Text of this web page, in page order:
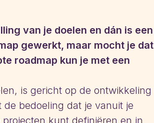
van je doelen en dán is een
gewerkt, maar mocht je dat
roadmap kun je met een
is gericht op de ontwikkeling
bedoeling dat je vanuit je
kunt definiëren en in